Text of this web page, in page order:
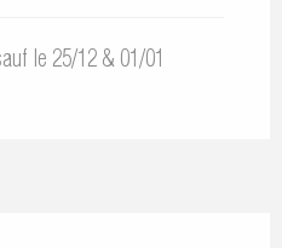
le 25/12 & 01/01